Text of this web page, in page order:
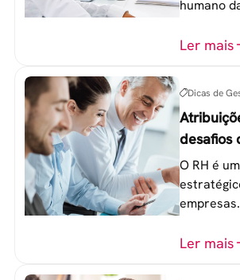
humano
Ler mais
Dicas de
desafios
empresa
O RH é
o
Ler mais